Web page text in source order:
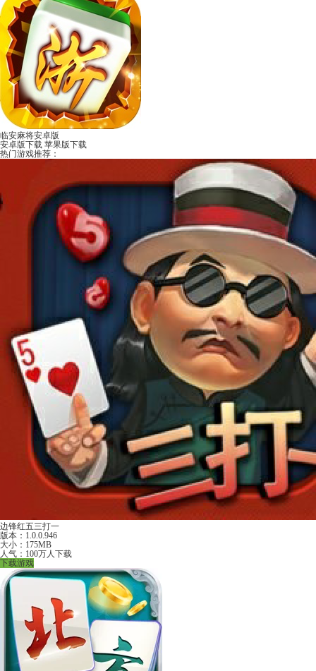
临安麻将安卓版
安卓版下载 苹果版下载
热门游戏推荐：
边锋红五三打一
版本：1.0.0.946
大小：175MB
人气：100万人下载
下载游戏